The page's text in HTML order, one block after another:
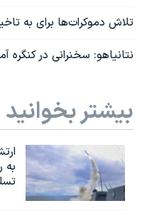
تلاش دموکرات‌ها برای به
نتانیاهو: سخنرانی در کنگره
بیشتر بخوانید